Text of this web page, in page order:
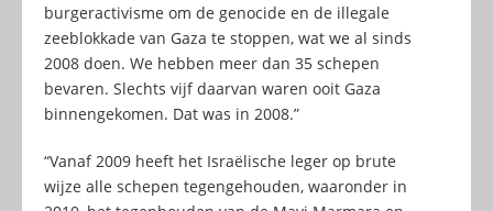
burgeractivisme om de genocide en de illegale
zeeblokkade van Gaza te stoppen, wat we al sinds
2008 doen. We hebben meer dan 35 schepen
bevaren. Slechts vijf daarvan waren ooit Gaza
binnengekomen. Dat was in 2008.”
“Vanaf 2009 heeft het Israëlische leger op brute
wijze alle schepen tegengehouden, waaronder in